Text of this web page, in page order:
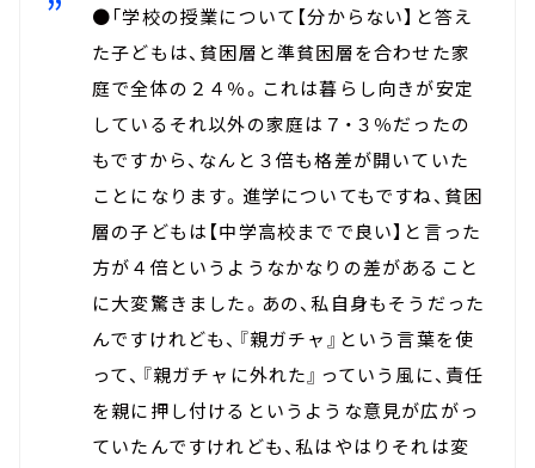
●「学校の授業について【分からない】と答え
た子どもは、貧困層と準貧困層を合わせた家
庭で全体の２４％。これは暮らし向きが安定
しているそれ以外の家庭は７・３％だったの
もですから、なんと３倍も格差が開いていた
ことになります。進学についてもですね、貧困
層の子どもは【中学高校までで良い】と言った
方が４倍というようなかなりの差があること
に大変驚きました。あの、私自身もそうだった
んですけれども、『親ガチャ』という言葉を使
って、『親ガチャに外れた』っていう風に、責任
を親に押し付けるというような意見が広がっ
ていたんですけれども、私はやはりそれは変